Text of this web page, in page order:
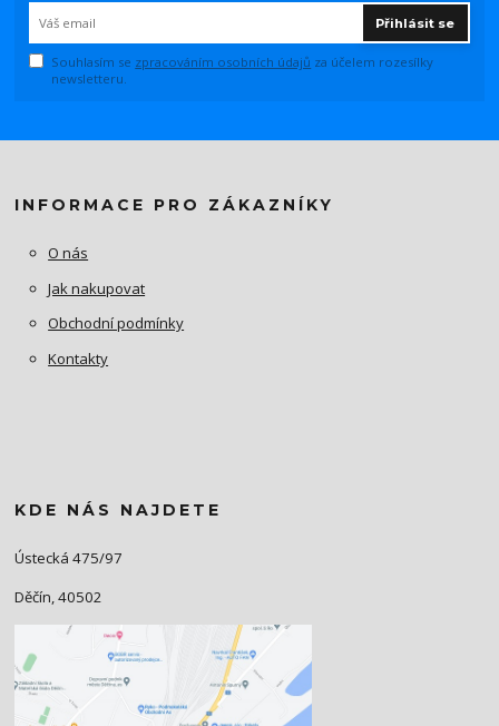
Přihlásit se
Souhlasím se zpracováním osobních údajů za účelem rozesílky
newsletteru.
INFORMACE PRO ZÁKAZNÍKY
O nás
Jak nakupovat
Obchodní podmínky
Kontakty
KDE NÁS NAJDETE
Ústecká 475/97
Děčín, 40502